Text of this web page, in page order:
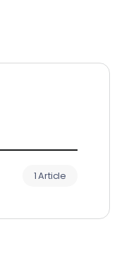
1 Article